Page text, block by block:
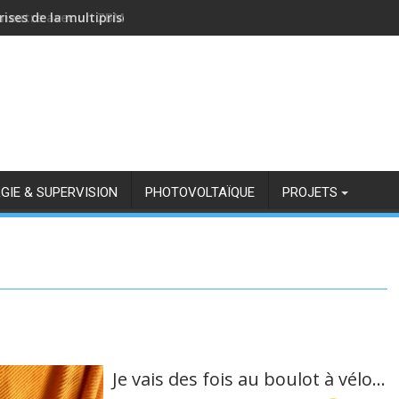
de la multiprise NOUS A11Z avec Zigbee2MQTT
& SUPERVISION PHOTOVOLTAÏQUE PROJETS
Je vais des fois au boulot à vélo…